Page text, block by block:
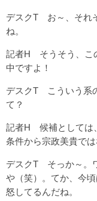
デスクT お～、それ
ね。
記者H そうそう、こ
中ですよ！
デスクT こういう系
て？
記者H 候補としては
条件から宗政美貴で
デスクT そっか～。
や（笑）。てか、今
怒してるんだね。